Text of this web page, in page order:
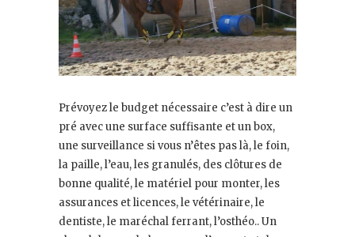
Prévoyez le budget nécessaire c’est à dire un
pré avec une surface suffisante et un box,
une surveillance si vous n’êtes pas là, le foin,
la paille, l’eau, les granulés, des clôtures de
bonne qualité, le matériel pour monter, les
assurances et licences, le vétérinaire, le
dentiste, le maréchal ferrant, l’osthéo.. Un